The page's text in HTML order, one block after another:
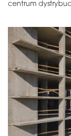
centrum